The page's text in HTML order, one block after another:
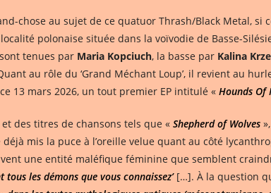
chose au sujet de ce quatuor Thrash/Black Metal, si
polonaise située dans la voïvodie de Basse-
tenues par Maria Kopciuch, la basse par Kalina
au rôle du ‘Grand Méchant Loup’, il revient au
13 mars 2026, un tout premier EP intitulé « Hounds Of
et des titres de chansons tels que « Shepherd of Wolves
mis la puce à l’oreille velue quant au côté
une entité maléfique féminine que semblent
les démons que vous connaissez’[…]. À la question